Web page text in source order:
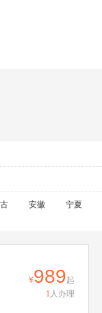
安徽 宁夏
989起
1 人办理